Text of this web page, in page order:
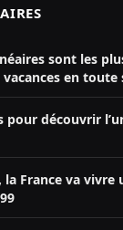
sont les
en toute
pour découvrir
la France va vivre